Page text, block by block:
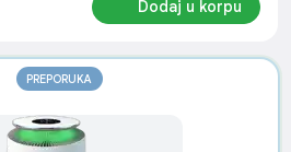
Dodaj u korpu
PREPORUKA